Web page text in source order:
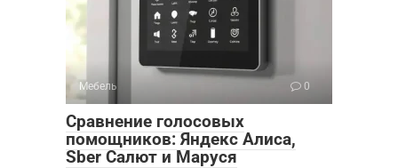
Мебель 0
Сравнение голосовых
помощников: Яндекс Алиса,
Sber Салют и Маруся